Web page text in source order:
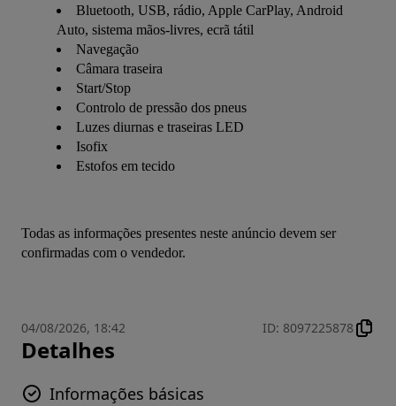
Bluetooth, USB, rádio, Apple CarPlay, Android
Auto, sistema mãos-livres, ecrã tátil
Navegação
Câmara traseira
Start/Stop
Controlo de pressão dos pneus
Luzes diurnas e traseiras LED
Isofix
Estofos em tecido
Todas as informações presentes neste anúncio devem ser
confirmadas com o vendedor.
04/08/2026, 18:42 ID: 8097225878
Detalhes
Informações básicas